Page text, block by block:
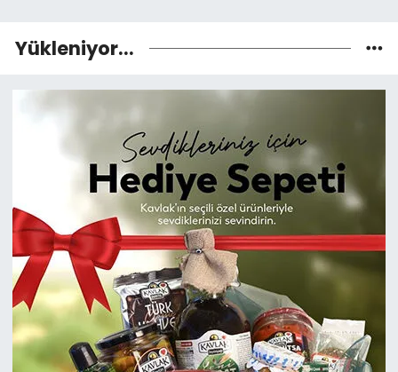
Yükleniyor...